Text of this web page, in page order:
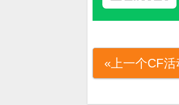
«上一个CF活